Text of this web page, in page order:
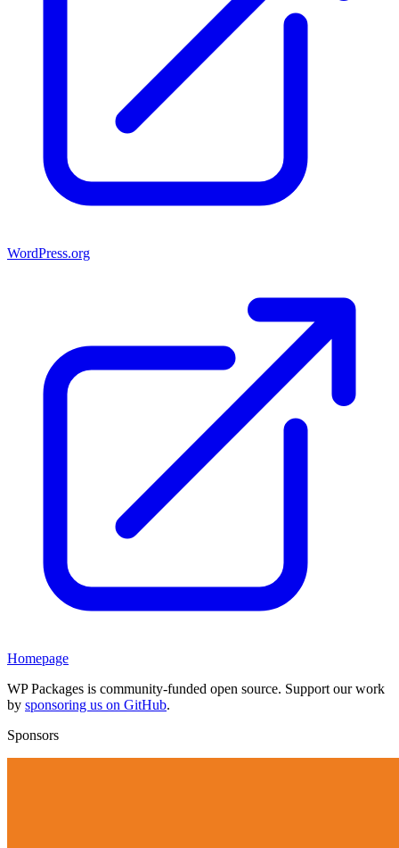
WordPress.org
Homepage
WP Packages is community-funded open source. Support our work
by sponsoring us on GitHub.
Sponsors